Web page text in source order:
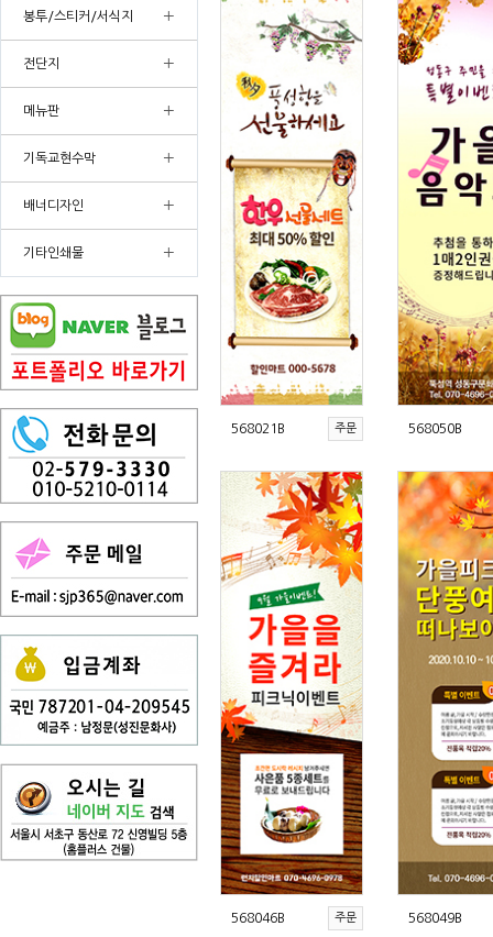
봉투/스티커/서식지 +
전단지 +
메뉴판 +
기독교현수막 +
배너디자인 +
기타인쇄물 +
568021B 주문 568050B
568046B 주문 568049B